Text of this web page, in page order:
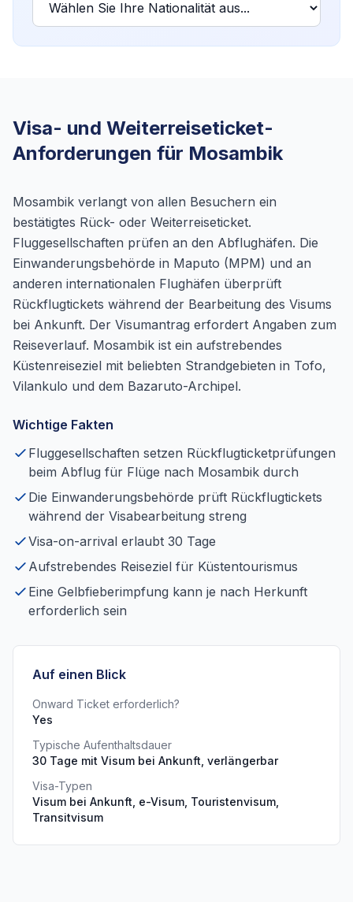
Visa- und Weiterreiseticket-
Anforderungen für Mosambik
Mosambik verlangt von allen Besuchern ein
bestätigtes Rück- oder Weiterreiseticket.
Fluggesellschaften prüfen an den Abflughäfen. Die
Einwanderungsbehörde in Maputo (MPM) und an
anderen internationalen Flughäfen überprüft
Rückflugtickets während der Bearbeitung des Visums
bei Ankunft. Der Visumantrag erfordert Angaben zum
Reiseverlauf. Mosambik ist ein aufstrebendes
Küstenreiseziel mit beliebten Strandgebieten in Tofo,
Vilankulo und dem Bazaruto-Archipel.
Wichtige Fakten
Fluggesellschaften setzen Rückflugticketprüfungen
beim Abflug für Flüge nach Mosambik durch
Die Einwanderungsbehörde prüft Rückflugtickets
während der Visabearbeitung streng
Visa-on-arrival erlaubt 30 Tage
Aufstrebendes Reiseziel für Küstentourismus
Eine Gelbfieberimpfung kann je nach Herkunft
erforderlich sein
Auf einen Blick
Onward Ticket erforderlich?
Yes
Typische Aufenthaltsdauer
30 Tage mit Visum bei Ankunft, verlängerbar
Visa-Typen
Visum bei Ankunft, e-Visum, Touristenvisum,
Transitvisum